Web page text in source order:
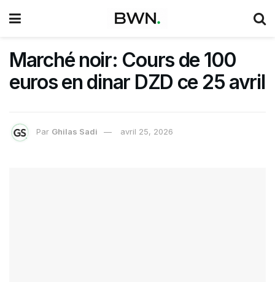
Marché noir: Cours de 100
euros en dinar DZD ce 25 avril
Par Ghilas Sadi avril 25, 2026